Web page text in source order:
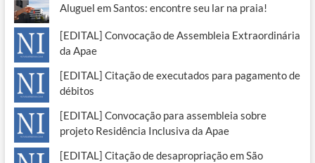
Aluguel em Santos: encontre seu lar na praia!
[EDITAL] Convocação de Assembleia Extraordinária
da Apae
[EDITAL] Citação de executados para pagamento de
débitos
[EDITAL] Convocação para assembleia sobre
projeto Residência Inclusiva da Apae
[EDITAL] Citação de desapropriação em São